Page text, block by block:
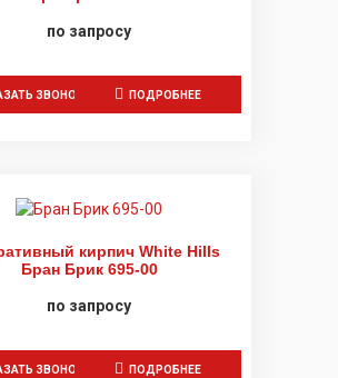
по запросу
ЗВОНОК ПОДРОБНЕЕ
кирпич White Hills
Бран Брик 695-00
по запросу
ЗВОНОК ПОДРОБНЕЕ